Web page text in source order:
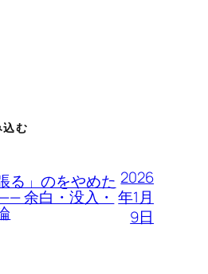
む
る」のをやめた
余白・没入・
2026
年1月
9日